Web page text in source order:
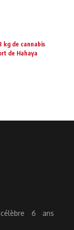
kg de cannabis
de Hahaya
6 ans